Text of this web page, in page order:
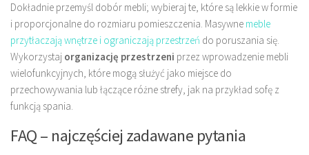
Dokładnie przemyśl dobór mebli; wybieraj te, które są lekkie w formie
i proporcjonalne do rozmiaru pomieszczenia. Masywne meble
przytłaczają wnętrze i ograniczają przestrzeń do poruszania się.
Wykorzystaj organizację przestrzeni przez wprowadzenie mebli
wielofunkcyjnych, które mogą służyć jako miejsce do
przechowywania lub łączące różne strefy, jak na przykład sofę z
funkcją spania.
FAQ – najczęściej zadawane pytania